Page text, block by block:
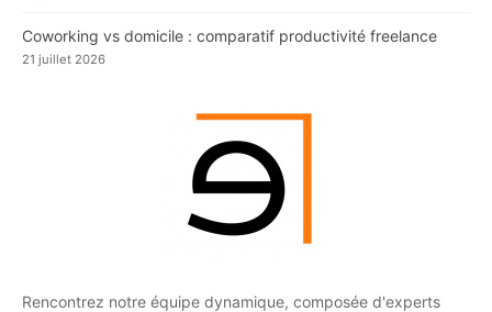
Coworking vs domicile : comparatif productivité freelance
21 juillet 2026
Rencontrez notre équipe dynamique, composée d'experts